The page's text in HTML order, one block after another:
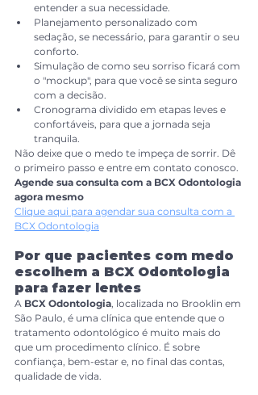
entender a sua necessidade.
Planejamento personalizado com
sedação, se necessário, para garantir o seu
conforto.
Simulação de como seu sorriso ficará com
o "mockup", para que você se sinta seguro
com a decisão.
Cronograma dividido em etapas leves e
confortáveis, para que a jornada seja
tranquila.
Não deixe que o medo te impeça de sorrir. Dê
o primeiro passo e entre em contato conosco.
Agende sua consulta com a BCX Odontologia
agora mesmo
Clique aqui para agendar sua consulta com a
BCX Odontologia
Por que pacientes com medo
escolhem a BCX Odontologia
para fazer lentes
A BCX Odontologia, localizada no Brooklin em
São Paulo, é uma clínica que entende que o
tratamento odontológico é muito mais do
que um procedimento clínico. É sobre
confiança, bem-estar e, no final das contas,
qualidade de vida.